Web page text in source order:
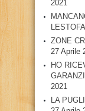
2021
ZONE
27 Aprile
HO
2021
LA